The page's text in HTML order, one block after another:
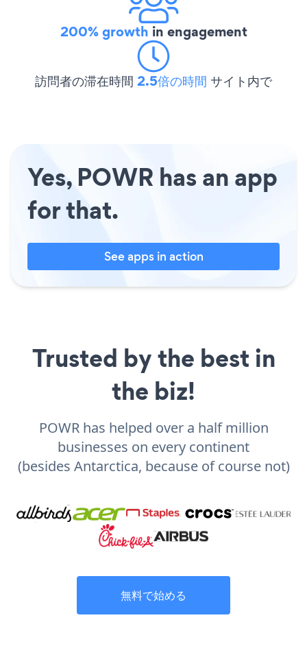
200% growth in engagement
訪問者の滞在時間 2.5倍の時間 サイト内で
Yes, POWR has an app
for that.
See apps in action
Trusted by the best in
the biz!
POWR has helped over a half million
businesses on every continent
(besides Antarctica, because of course not)
無料で始める